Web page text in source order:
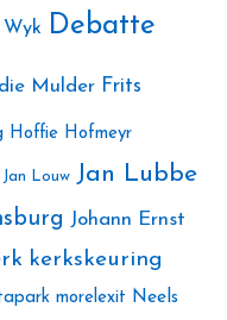
Debatte
Mulder Frits
Hoffie Hofmeyr
Jan Louw Jan Lubbe
Johann Ernst
kerkskeuring
morelexit Neels